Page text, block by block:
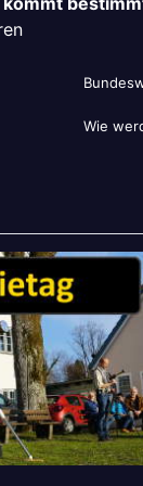
Wie